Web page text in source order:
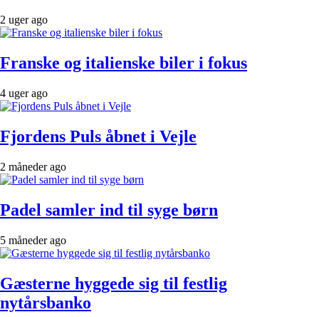
2 uger ago
Franske og italienske biler i fokus
4 uger ago
Fjordens Puls åbnet i Vejle
2 måneder ago
Padel samler ind til syge børn
5 måneder ago
Gæsterne hyggede sig til festlig
nytårsbanko